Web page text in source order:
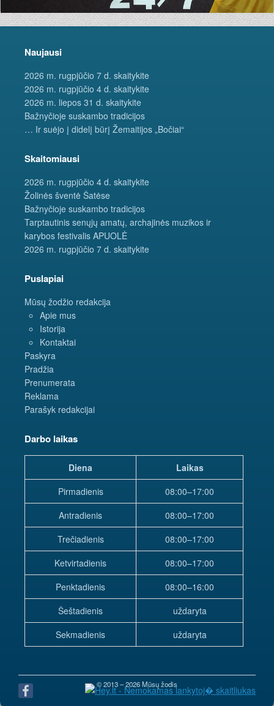
Naujausi
2026 m. rugpjūčio 7 d. skaitykite
2026 m. rugpjūčio 4 d. skaitykite
2026 m. liepos 31 d. skaitykite
Bažnyčioje suskambo tradicijos
… Ir suėjo į didelį būrį Žemaitijos „Bočiai“
Skaitomiausi
2026 m. rugpjūčio 4 d. skaitykite
Žolinės šventė Šatėse
Bažnyčioje suskambo tradicijos
Tarptautinis senųjų amatų, archajinės muzikos ir
karybos festivalis APUOLĖ
2026 m. rugpjūčio 7 d. skaitykite
Puslapiai
Mūsų žodžio redakcija
Apie mus
Istorija
Kontaktai
Paskyra
Pradžia
Prenumerata
Reklama
Parašyk redakcijai
Darbo laikas
Diena
Laikas
Pirmadienis
08:00–17:00
Antradienis
08:00–17:00
Trečiadienis
08:00–17:00
Ketvirtadienis
08:00–17:00
Penktadienis
08:00–16:00
Šeštadienis
uždaryta
Sekmadienis
uždaryta
© 2013 – 2026 Mūsų žodis